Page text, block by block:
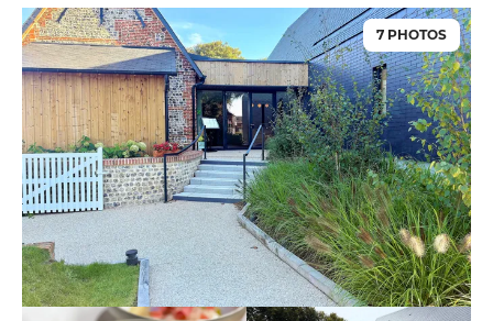
7 PHOTOS